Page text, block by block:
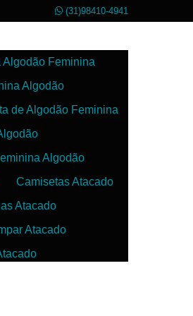
(31)98410-4941
Algodão Feminina
Algodão
de Algodão Feminina
Algodão
Camisetas Atacado
Atacado
Atacado